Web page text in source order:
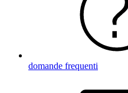
domande frequenti